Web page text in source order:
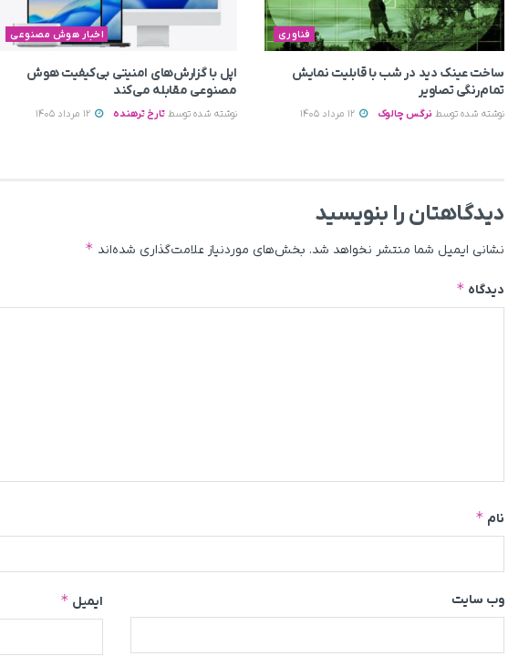
فناوری
ساخت عینک دید در شب با قابلیت نمایش
تمام‌رنگی تصاویر
نوشته شده توسط نرگس چالوک
اخبار هوش مصنوعی
اپل با گزارش‌های امنیتی بی‌کیفیت هوش
مصنوعی مقابله می‌کند
نوشته شده توسط تارخ ترهنده 12 مرداد 1405
دیدگاهتان را بنویسید
نشانی ایمیل شما منتشر نخواهد شد. بخش‌های موردنیاز علامت‌گذاری شده‌اند *
دیدگاه *
نام *
ایمیل * وب‌ سایت